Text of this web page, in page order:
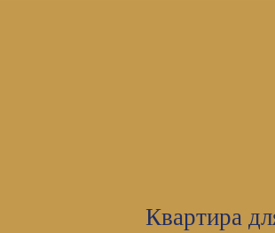
Квартира